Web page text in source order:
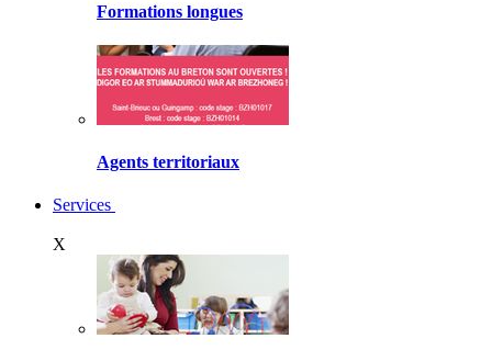
Formations longues
Agents territoriaux
Services
X